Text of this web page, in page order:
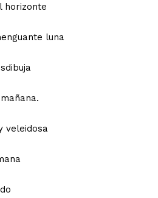
horizonte
luna
veleidosa